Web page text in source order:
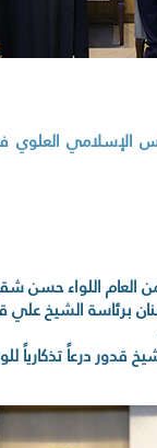
الإسلامي العلوي
العام اللواء حسن
برئاسة الشيخ علي
قدور درعاً تذكارياً